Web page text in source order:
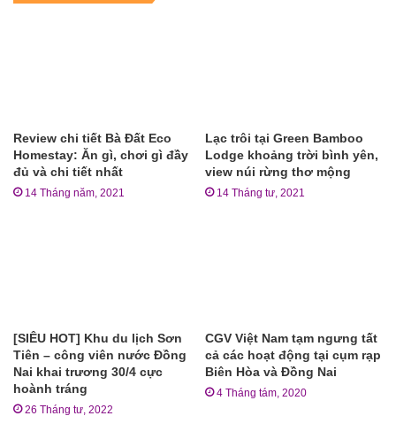
Review chi tiết Bà Đất Eco
Homestay: Ăn gì, chơi gì đầy
đủ và chi tiết nhất
14 Tháng năm, 2021
Lạc trôi tại Green Bamboo
Lodge khoảng trời bình yên,
view núi rừng thơ mộng
14 Tháng tư, 2021
[SIÊU HOT] Khu du lịch Sơn
Tiên – công viên nước Đồng
Nai khai trương 30/4 cực
hoành tráng
26 Tháng tư, 2022
CGV Việt Nam tạm ngưng tất
cả các hoạt động tại cụm rạp
Biên Hòa và Đồng Nai
4 Tháng tám, 2020